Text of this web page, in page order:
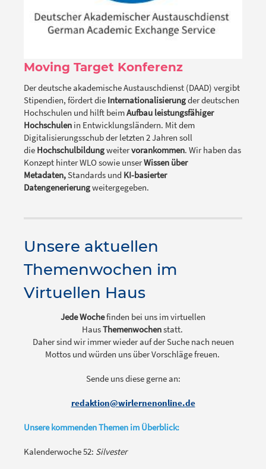
Moving Target Konferenz
Der deutsche akademische Austauschdienst (DAAD) vergibt
Stipendien, fördert die Internationalisierungder deutschen
Hochschulen und hilft beimAufbau leistungsfähiger
Hochschulen in Entwicklungsländern. Mit dem
Digitalisierungsschub der letzten 2 Jahren soll
die Hochschulbildungweitervorankommen. Wir haben das
Konzept hinter WLO sowie unserWissen über
Metadaten,Standards und KI-basierter
Datengenerierungweitergegeben.
Unsere aktuellen
Themenwochen im
Virtuellen Haus
Jede Wochefinden bei uns im virtuellen
HausThemenwochenstatt.
Daher sind wir immer wieder auf der Suche nach neuen
Mottos und würden uns über Vorschläge freuen.
Sende uns diese gerne an:
redaktion@wirlernenonline.de
Unsere kommenden Themen im Überblick:
Kalenderwoche 52: Silvester